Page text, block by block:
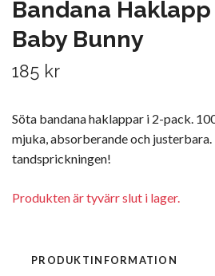
Bandana
Baby Bunny
185 kr
Söta bandana haklappar i 2-pack.
mjuka, absorberande och
tandsprickningen!
Produkten är tyvärr slut i lager.
PRODUKTINFORMATION